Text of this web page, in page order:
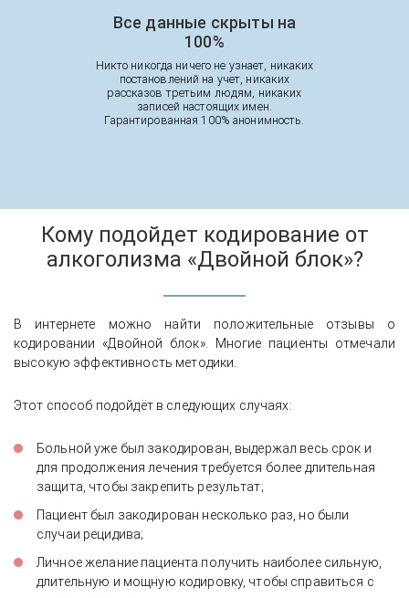
Все данные скрыты на
100%
Никто никогда ничего не узнает, никаких
постановлений на учет, никаких
рассказов третьим людям, никаких
записей настоящих имен.
Гарантированная 100% анонимность.
Кому подойдет кодирование от
алкоголизма «Двойной блок»?
В интернете можно найти положительные отзывы о
кодировании «Двойной блок». Многие пациенты отмечали
высокую эффективность методики.
Этот способ подойдёт в следующих случаях:
Больной уже был закодирован, выдержал весь срок и
для продолжения лечения требуется более длительная
защита, чтобы закрепить результат;
Пациент был закодирован несколько раз, но были
случаи рецидива;
Личное желание пациента получить наиболее сильную,
длительную и мощную кодировку, чтобы справиться с